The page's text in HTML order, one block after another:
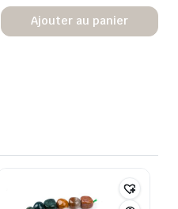
Ajouter au panier